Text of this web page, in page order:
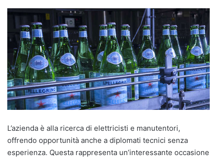
L’azienda è alla ricerca di elettricisti e manutentori,
offrendo opportunità anche a diplomati tecnici senza
esperienza. Questa rappresenta un’interessante occasione